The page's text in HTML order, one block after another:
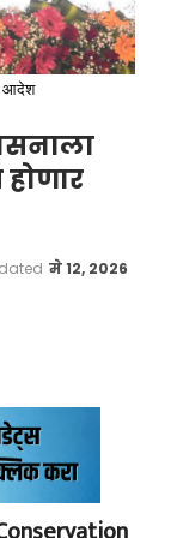
जेणेकरून ती
मोठा
एका
(Mock
जसेच्या तसे
आदेश
मे 12, 2026